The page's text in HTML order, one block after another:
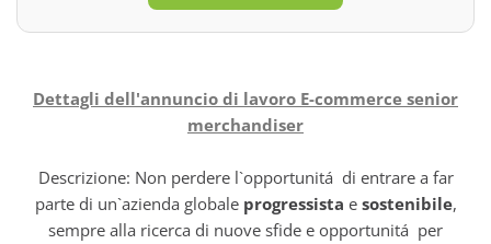
Dettagli dell'annuncio di lavoro E-commerce senior
merchandiser
Descrizione: Non perdere l`opportunitá di entrare a far
parte di un`azienda globale progressista e sostenibile,
sempre alla ricerca di nuove sfide e opportunitá per